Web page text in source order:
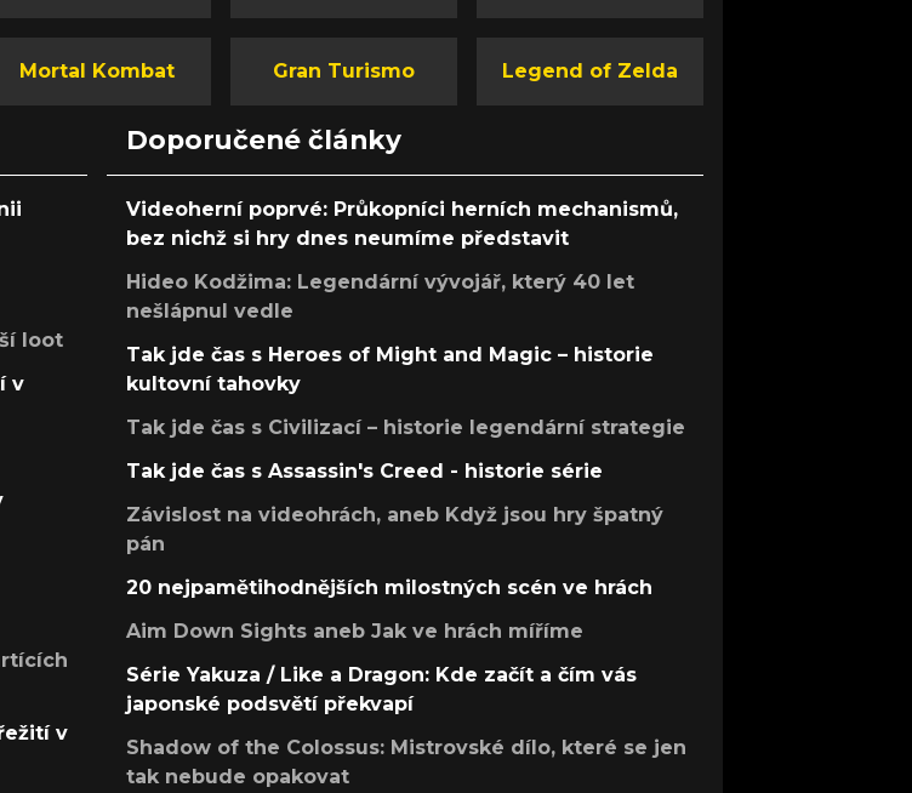
Mortal Kombat Gran Turismo Legend of Zelda
loot
v
v
Doporučené články
Videoherní poprvé: Průkopníci herních mechanismů,
bez nichž si hry dnes neumíme představit
Hideo Kodžima: Legendární vývojář, který 40 let
nešlápnul vedle
Tak jde čas s Heroes of Might and Magic – historie
kultovní tahovky
Tak jde čas s Civilizací – historie legendární strategie
Tak jde čas s Assassin's Creed - historie série
Závislost na videohrách, aneb Když jsou hry špatný
pán
20 nejpamětihodnějších milostných scén ve hrách
Aim Down Sights aneb Jak ve hrách míříme
Série Yakuza / Like a Dragon: Kde začít a čím vás
japonské podsvětí překvapí
Shadow of the Colossus: Mistrovské dílo, které se jen
tak nebude opakovat